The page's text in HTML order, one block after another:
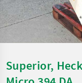
Superior,